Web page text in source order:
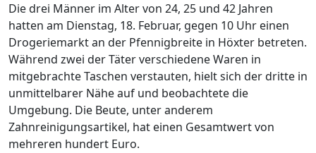
Die drei Männer im Alter von 24, 25 und 42 Jahren
hatten am Dienstag, 18. Februar, gegen 10 Uhr einen
Drogeriemarkt an der Pfennigbreite in Höxter betreten.
Während zwei der Täter verschiedene Waren in
mitgebrachte Taschen verstauten, hielt sich der dritte in
unmittelbarer Nähe auf und beobachtete die
Umgebung. Die Beute, unter anderem
Zahnreinigungsartikel, hat einen Gesamtwert von
mehreren hundert Euro.